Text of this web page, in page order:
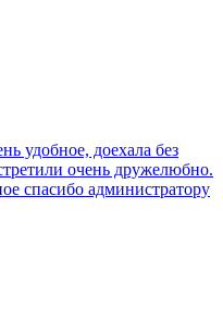
удобное, доехала без
очень дружелюбно.
спасибо администратору